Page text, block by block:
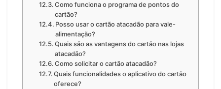
Como funciona o programa de pontos do
cartão?
Posso usar o cartão atacadão para vale-
alimentação?
Quais são as vantagens do cartão nas lojas
atacadão?
Como solicitar o cartão atacadão?
Quais funcionalidades o aplicativo do cartão
oferece?